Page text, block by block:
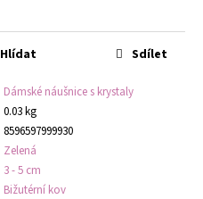
Dámské náušnice s krystaly
0.03 kg
8596597999930
Zelená
3 - 5 cm
Bižutérní kov
Hlídat Sdílet